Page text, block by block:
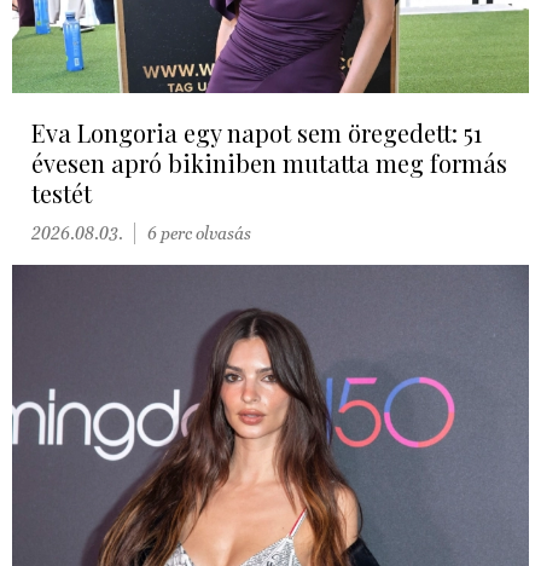
Eva Longoria egy napot sem öregedett: 51
évesen apró bikiniben mutatta meg formás
testét
2026.08.03. 6 perc olvasás